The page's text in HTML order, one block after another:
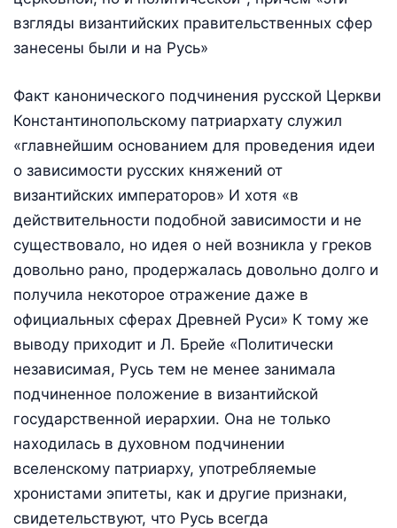
взгляды византийских правительственных сфер
занесены были и на Русь»
Факт канонического подчинения русской Церкви
Константинопольскому патриархату служил
«главнейшим основанием для проведения идеи
о зависимости русских княжений от
византийских императоров» И хотя «в
действительности подобной зависимости и не
существовало, но идея о ней возникла у греков
довольно рано, продержалась довольно долго и
получила некоторое отражение даже в
официальных сферах Древней Руси» К тому же
выводу приходит и Л. Брейе «Политически
независимая, Русь тем не менее занимала
подчиненное положение в византийской
государственной иерархии. Она не только
находилась в духовном подчинении
вселенскому патриарху, употребляемые
хронистами эпитеты, как и другие признаки,
свидетельствуют, что Русь всегда